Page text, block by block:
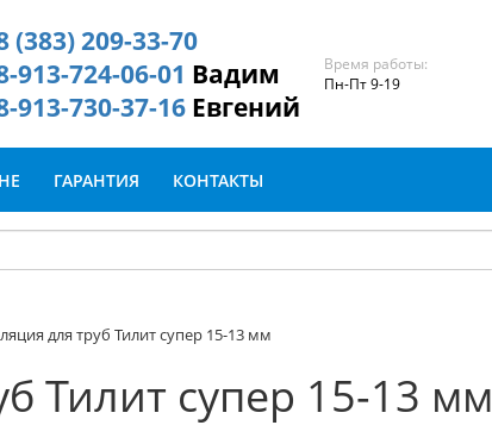
(383) 209-33-70
913-724-06-01 Вадим
913-730-37-16 Евгений
Время работы:
Пн-Пт 9-19
ГАРАНТИЯ КОНТАКТЫ
для труб Тилит супер 15-13 мм
Тилит супер 15-13 мм